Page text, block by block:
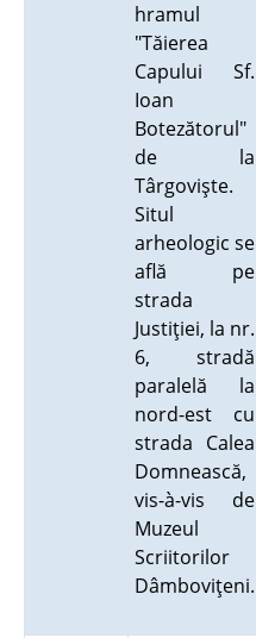
hramul
"Tăierea
Capului Sf.
Ioan
Botezătorul"
de la
Târgovişte.
Situl
arheologic se
află pe
strada
Justiţiei, la nr.
6, stradă
paralelă la
nord-est cu
strada Calea
Domnească,
vis-à-vis de
Muzeul
Scriitorilor
Dâmboviţeni.